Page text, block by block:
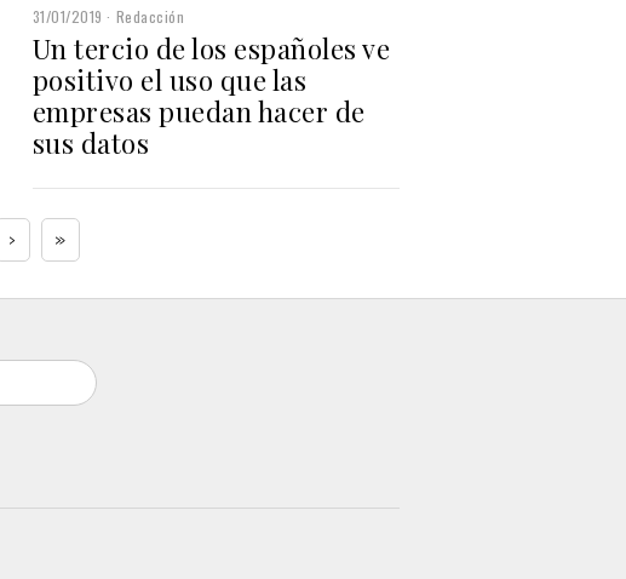
31/01/2019 Redacción
Un tercio de los españoles ve
positivo el uso que las
empresas puedan hacer de
sus datos
› »